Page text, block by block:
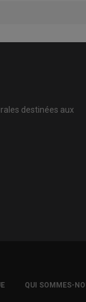
destinées aux
QUI SOMMES-